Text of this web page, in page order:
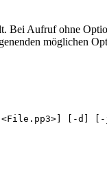
Bei Aufruf ohne
möglichen
<File.pp3>] [-